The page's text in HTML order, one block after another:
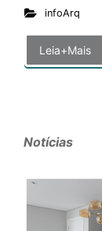
infoArq
Leia+Mais
Notícias